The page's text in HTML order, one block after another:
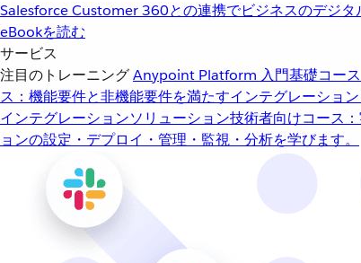
Salesforce Customer 360との連携でビジネスのデジタ
eBookを読む
サービス
注目のトレーニングAnypoint Platform 入門基礎コー
ス：機能要件と非機能要件を満たすインテグレーショ
インテグレーションソリューション技術者向けコース
ョンの設定・デプロイ・管理・監視・分析を学びます。